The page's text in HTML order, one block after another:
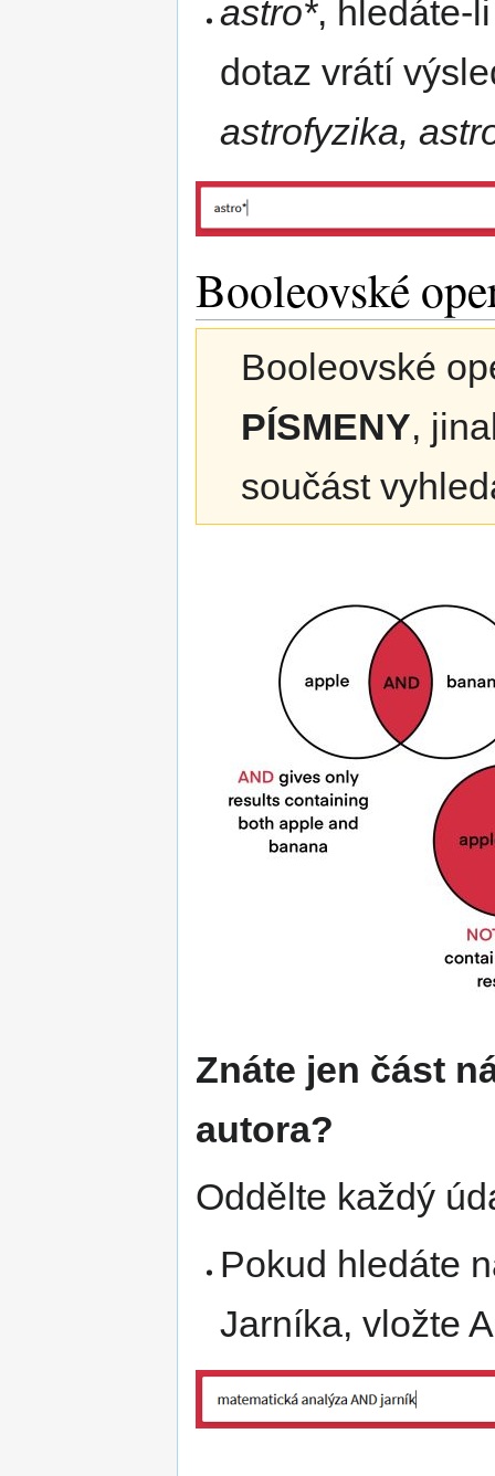
astro*, hledáte-
dotaz vrátí
astrofyzika,
Booleovské
Booleovské
PÍSMENY,
součást
Znáte jen část
autora?
Oddělte každý
Pokud hledáte
Jarníka, vložte